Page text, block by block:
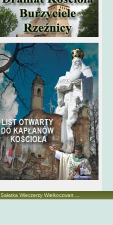
Sałatka Wieczerzy Wielkoczwart ...